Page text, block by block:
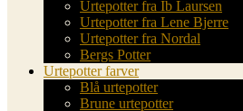
Urtepotter fra Ib Laursen
Urtepotter fra Lene Bjerre
Urtepotter fra Nordal
Bergs Potter
Urtepotter farver
Blå urtepotter
Brune urtepotter